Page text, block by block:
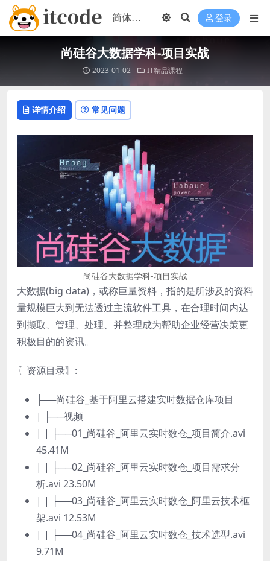
登录
尚硅谷大数据学科-项目实战
2023-01-02 IT精品课程
详情介绍 常见问题
尚硅谷大数据学科-项目实战
大数据(big data)，或称巨量资料，指的是所涉及的资料
量规模巨大到无法透过主流软件工具，在合理时间内达
到撷取、管理、处理、并整理成为帮助企业经营决策更
积极目的的资讯。
〖资源目录〗:
├──尚硅谷_基于阿里云搭建实时数据仓库项目
| ├──视频
| | ├──01_尚硅谷_阿里云实时数仓_项目简介.avi
45.41M
| | ├──02_尚硅谷_阿里云实时数仓_项目需求分
析.avi 23.50M
| | ├──03_尚硅谷_阿里云实时数仓_阿里云技术框
架.avi 12.53M
| | ├──04_尚硅谷_阿里云实时数仓_技术选型.avi
9.71M